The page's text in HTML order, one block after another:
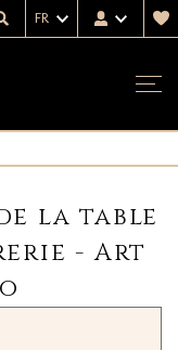
FR
la table
- Art